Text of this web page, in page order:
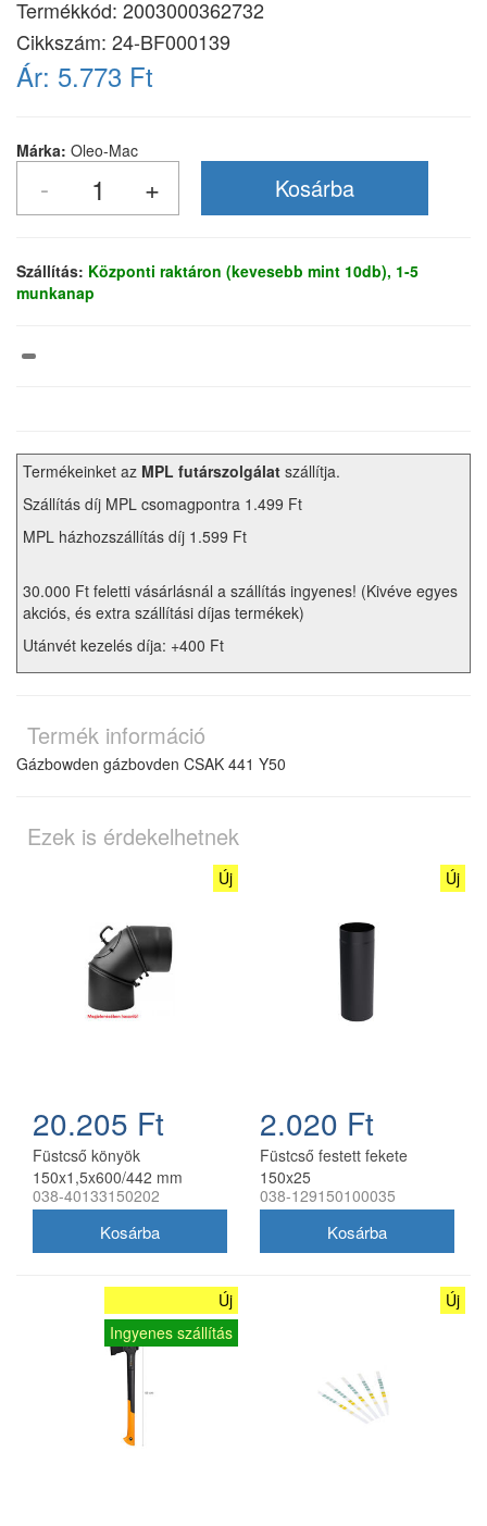
Termékkód: 2003000362732
Cikkszám: 24-BF000139
Ár: 5.773 Ft
Márka: Oleo-Mac
Szállítás: Központi raktáron (kevesebb mint 10db), 1-5
munkanap
Termékeinket az MPL futárszolgálat szállítja.
Szállítás díj MPL csomagpontra 1.499 Ft
MPL házhozszállítás díj 1.599 Ft
30.000 Ft feletti vásárlásnál a szállítás ingyenes! (Kivéve egyes
akciós, és extra szállítási díjas termékek)
Utánvét kezelés díja: +400 Ft
Termék információ
Gázbowden gázbovden CSAK 441 Y50
Ezek is érdekelhetnek
Új
20.205 Ft
Füstcső könyök
150x1,5x600/442 mm
elzáróval fekete W
038-40133150202
Új
2.020 Ft
Füstcső festett fekete
150x25
038-129150100035
Új
Ingyenes szállítás
Új